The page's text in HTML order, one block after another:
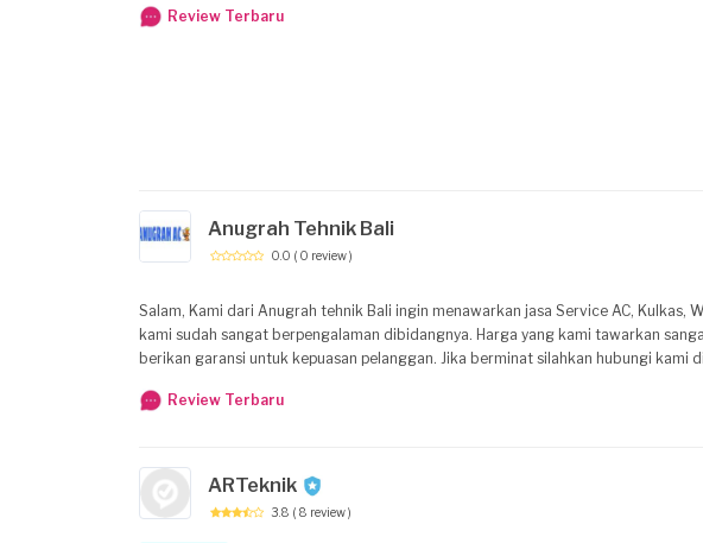
Review Terbaru
Anugrah Tehnik Bali
0.0 ( 0 review )
Salam, Kami dari Anugrah tehnik Bali ingin menawarkan jasa Service AC, Kulkas,
kami sudah sangat berpengalaman dibidangnya. Harga yang kami tawarkan
berikan garansi untuk kepuasan pelanggan. Jika berminat silahkan hubungi kami
Review Terbaru
ARTeknik
3.8 ( 8 review )